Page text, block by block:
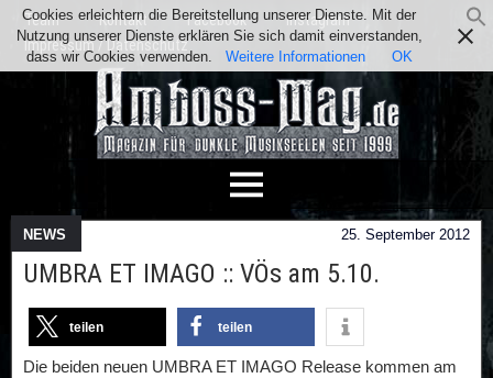
Team Kontakt Facebook
Instagram
Impressum / Datenschutz
NEWS 25. September 2012
UMBRA ET IMAGO :: VÖs am 5.10.
teilen teilen
Die beiden neuen UMBRA ET IMAGO Release kommen am
Cookies erleichtern die Bereitstellung unserer Dienste. Mit der
Nutzung unserer Dienste erklären Sie sich damit einverstanden,
dass wir Cookies verwenden.
Weitere Informationen OK